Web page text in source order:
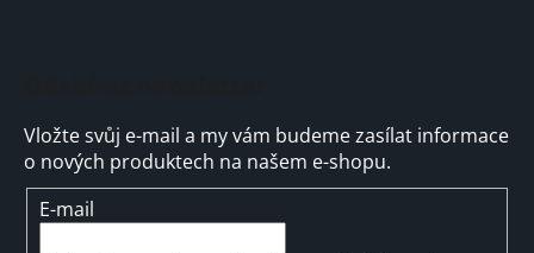
Vložte svůj e-mail a my vám budeme zasílat informace
o nových produktech na našem e-shopu.
E-mail